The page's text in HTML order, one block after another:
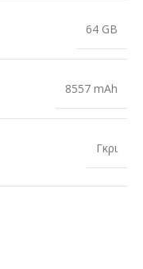
64 GB
8557 mAh
Γκρι